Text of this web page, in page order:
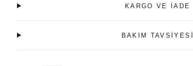
KARGO VE İADE
BAKIM TAVSİYESİ